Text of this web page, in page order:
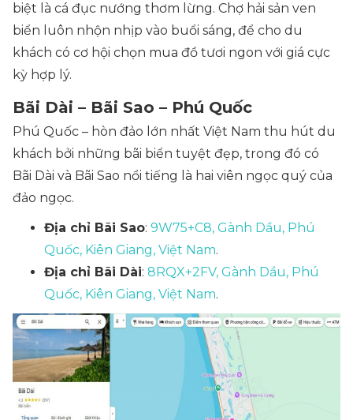
biệt là cá đục nướng thơm lừng. Chợ hải sản ven
biển luôn nhộn nhịp vào buổi sáng, để cho du
khách có cơ hội chọn mua đồ tươi ngon với giá cực
kỳ hợp lý.
Bãi Dài – Bãi Sao – Phú Quốc
Phú Quốc – hòn đảo lớn nhất Việt Nam thu hút du
khách bởi những bãi biển tuyệt đẹp, trong đó có
Bãi Dài và Bãi Sao nổi tiếng là hai viên ngọc quý của
đảo ngọc.
Địa chỉ Bãi Sao: 9W75+C8, Gành Dầu, Phú
Quốc, Kiên Giang, Việt Nam.
Địa chỉ Bãi Dài: 8RQX+2FV, Gành Dầu, Phú
Quốc, Kiên Giang, Việt Nam.